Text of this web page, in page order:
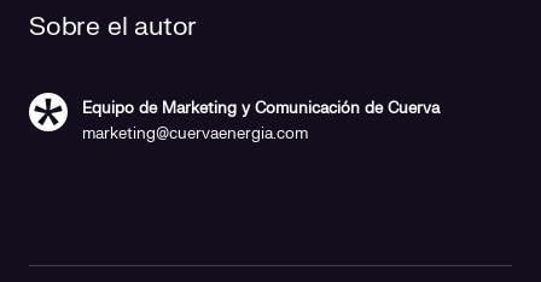
Sobre el autor
Equipo de Marketing y Comunicación de Cuerva
marketing@cuervaenergia.com